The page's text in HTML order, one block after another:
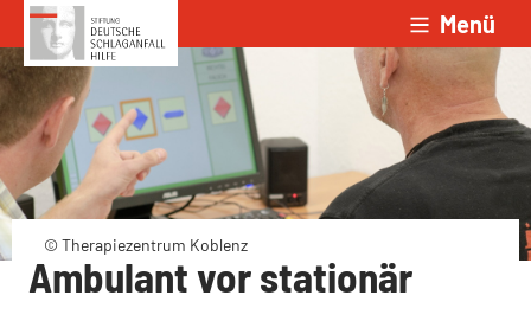
Zum Inhalt springen Menü
© Therapiezentrum Koblenz
Ambulant vor stationär